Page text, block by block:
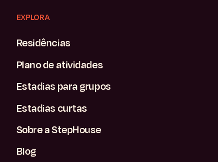
EXPLORA
Residências
Plano de atividades
Estadias para grupos
Estadias curtas
Sobre a StepHouse
Blog